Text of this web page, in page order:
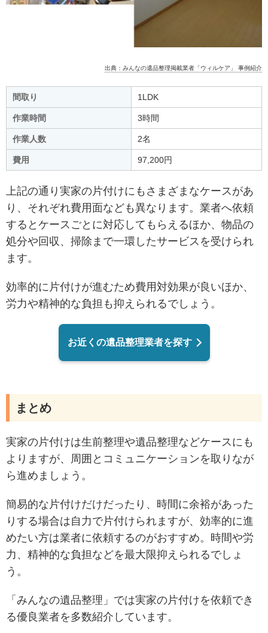
出典：みんなの遺品整理掲載業者「ウィルケア」 事例紹介
間取り 1LDK
作業時間 3時間
作業人数 2名
費用 97,200円
上記の通り実家の片付けにもさまざまなケースがあ
り、それぞれ費用面なども異なります。 業者へ依頼
するとケースごとに対応してもらえるほか、物品の
処分や回収、掃除まで一環したサービスを受けられ
ます。
効率的に片付けが進むため費用対効果が良いほか、
労力や精神的な負担も抑えられるでしょう。
お近くの遺品整理業者を探す
まとめ
実家の片付けは生前整理や遺品整理などケースにも
よりますが、周囲とコミュニケーションを取りなが
ら進めましょう。
簡易的な片付けだけだったり、時間に余裕があった
りする場合は自力で片付けられますが、効率的に進
めたい方は業者に依頼するのがおすすめ。 時間や労
力、精神的な負担などを最大限抑えられるでしょ
う。
「みんなの遺品整理」では実家の片付けを依頼でき
る優良業者を多数紹介しています。